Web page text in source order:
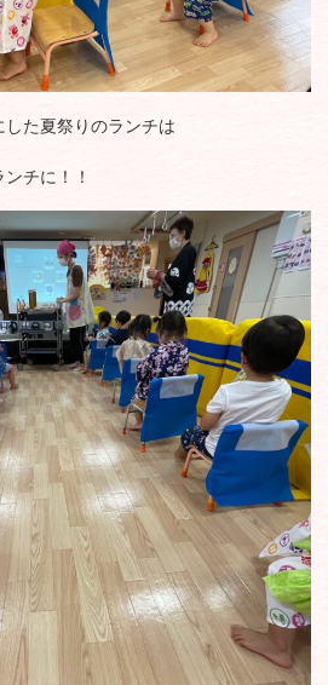
た夏祭りのランチは
チに！！